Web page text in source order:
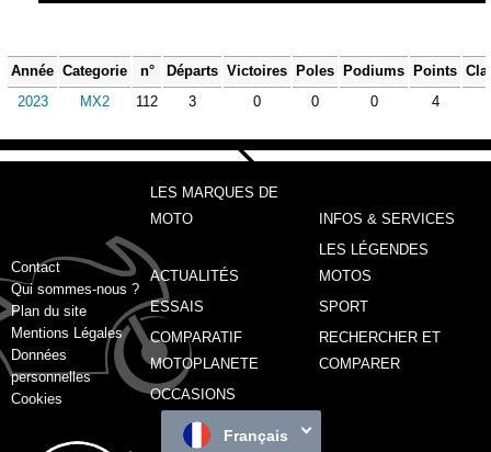
Année Categorie n° Départs Victoires Poles Podiums Points
2023
MX2 112 3 0 0 0 4
Contact
Qui sommes-nous ?
Plan du site
Mentions Légales
Données
personnelles
Cookies
LES MARQUES DE
MOTO
INFOS & SERVICES
ACTUALITÉS
LES LÉGENDES
MOTOS
ESSAIS
SPORT
COMPARATIF
MOTOPLANETE
RECHERCHER ET
COMPARER
OCCASIONS
Français